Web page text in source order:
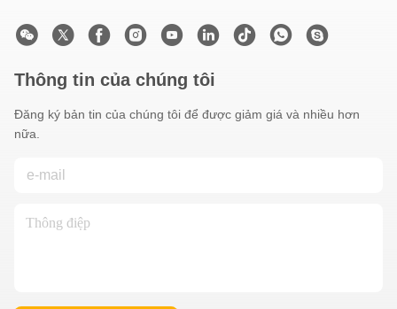
Thông tin của chúng tôi
Đăng ký bản tin của chúng tôi để được giảm giá và nhiều hơn
nữa.